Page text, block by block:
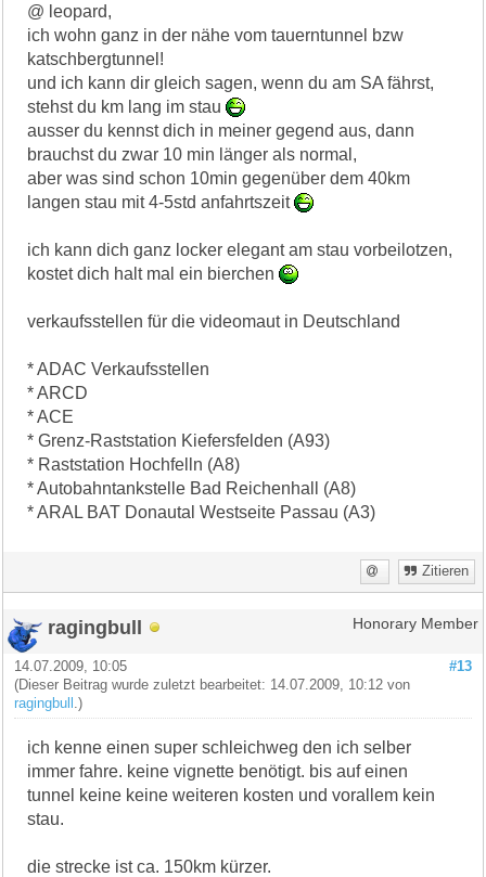
@ leopard,
ich wohn ganz in der nähe vom tauerntunnel bzw
katschbergtunnel!
und ich kann dir gleich sagen, wenn du am SA fährst,
stehst du km lang im stau
ausser du kennst dich in meiner gegend aus, dann
brauchst du zwar 10 min länger als normal,
aber was sind schon 10min gegenüber dem 40km
langen stau mit 4-5std anfahrtszeit
ich kann dich ganz locker elegant am stau vorbeilotzen,
kostet dich halt mal ein bierchen
verkaufsstellen für die videomaut in Deutschland
* ADAC Verkaufsstellen
* ARCD
* ACE
* Grenz-Raststation Kiefersfelden (A93)
* Raststation Hochfelln (A8)
* Autobahntankstelle Bad Reichenhall (A8)
* ARAL BAT Donautal Westseite Passau (A3)
Zitieren
ragingbull Honorary Member
#13
14.07.2009, 10:05
(Dieser Beitrag wurde zuletzt bearbeitet: 14.07.2009, 10:12 von
ragingbull
.)
ich kenne einen super schleichweg den ich selber
immer fahre. keine vignette benötigt. bis auf einen
tunnel keine keine weiteren kosten und vorallem kein
stau.
die strecke ist ca. 150km kürzer.